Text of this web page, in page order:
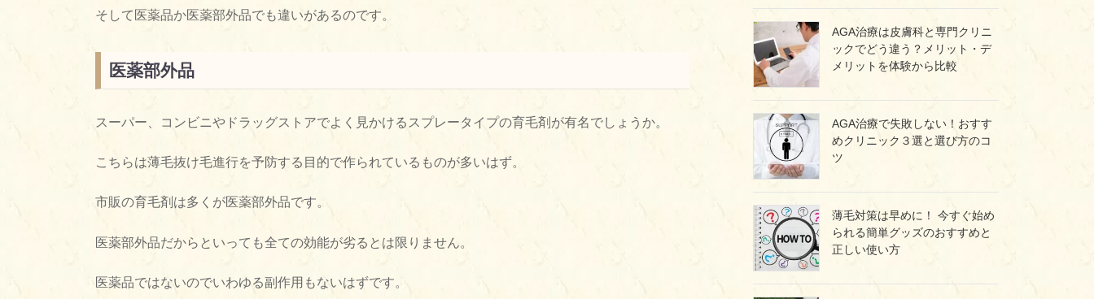
そして医薬品か医薬部外品でも違いがあるのです。
医薬部外品
スーパー、コンビニやドラッグストアでよく見かけるスプレータイプの育毛剤が有名でしょうか。
こちらは薄毛抜け毛進行を予防する目的で作られているものが多いはず。
市販の育毛剤は多くが医薬部外品です。
医薬部外品だからといっても全ての効能が劣るとは限りません。
医薬品ではないのでいわゆる副作用もないはずです。
AGA治療は皮膚科と専門クリニ
ックでどう違う？メリット・デ
メリットを体験から比較
AGA治療で失敗しない！おすす
めクリニック３選と選び方のコ
ツ
薄毛対策は早めに！ 今すぐ始め
られる簡単グッズのおすすめと
正しい使い方